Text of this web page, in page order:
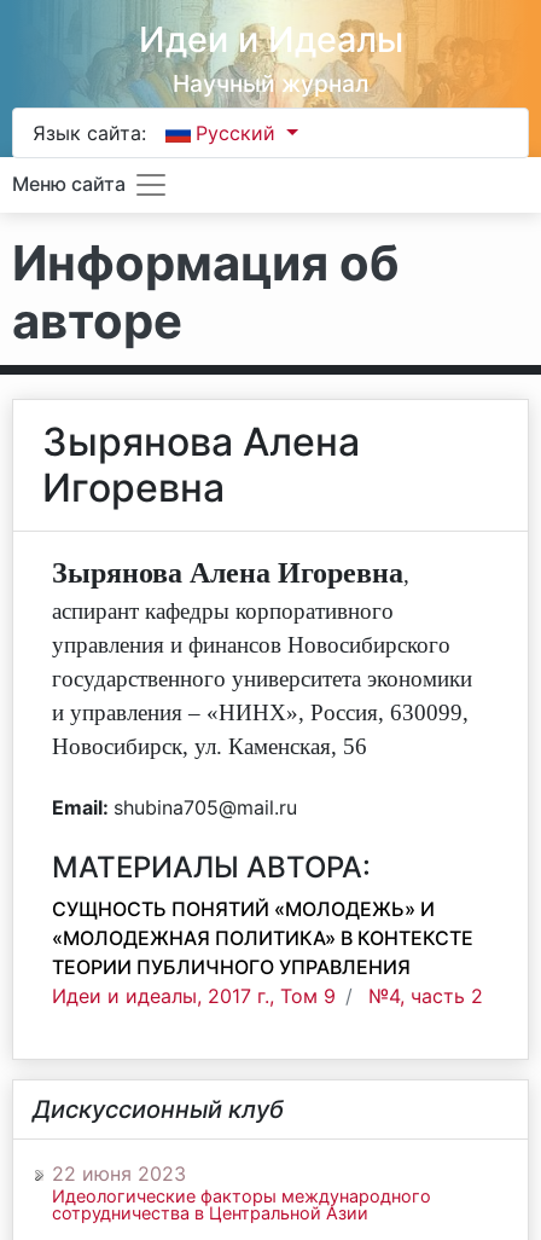
Идеи и Идеалы
Научный журнал
Язык сайта: Русский
Меню сайта
Информация об
авторе
Зырянова Алена
Игоревна
Зырянова Алена Игоревна,
аспирант кафедры корпоративного
управления и финансов Новосибирского
государственного университета экономики
и управления – «НИНХ», Россия, 630099,
Новосибирск, ул. Каменская, 56
Email: shubina705@mail.ru
МАТЕРИАЛЫ АВТОРА:
СУЩНОСТЬ ПОНЯТИЙ «МОЛОДЕЖЬ» И
«МОЛОДЕЖНАЯ ПОЛИТИКА» В КОНТЕКСТЕ
ТЕОРИИ ПУБЛИЧНОГО УПРАВЛЕНИЯ
Идеи и идеалы, 2017 г., Том 9
№4, часть 2
Дискуссионный клуб
22 июня 2023
Идеологические факторы международного
сотрудничества в Центральной Азии